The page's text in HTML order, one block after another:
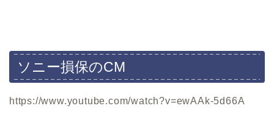
ソニー損保のCM
https://www.youtube.com/watch?v=ewAAk-5d66A